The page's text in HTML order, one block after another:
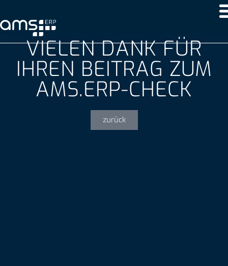
VIELEN DANK FÜR
IHREN BEITRAG ZUM
AMS.ERP-CHECK
zurück